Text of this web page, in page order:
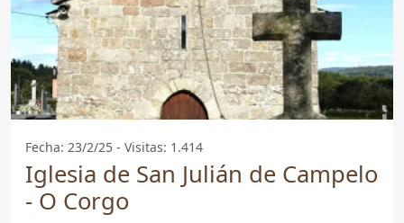
Fecha: 23/2/25 - Visitas: 1.414
Iglesia de San Julián de Campelo
- O Corgo